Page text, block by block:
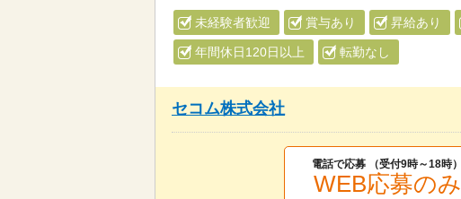
未経験者歓迎 賞与あり 昇給あり
年間休日120日以上 転勤なし
セコム株式会社
電話で応募 （受付9時～18時）
WEB応募のみ